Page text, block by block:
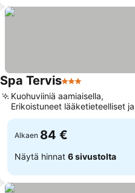
Spa Tervis3 Tähtiluokitus
Kuohuviiniä aamiaisella,
Erikoistuneet lääketieteelliset ja
terveyshoidot
Alkaen 84 €
Näytä hinnat 6 sivustolta